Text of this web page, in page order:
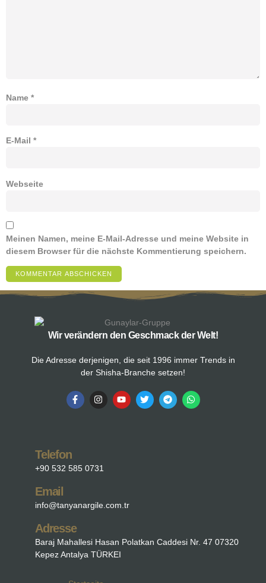
Name *
E-Mail *
Webseite
Meinen Namen, meine E-Mail-Adresse und meine Website in
diesem Browser für die nächste Kommentierung speichern.
Wir verändern den Geschmack der Welt!
Die Adresse derjenigen, die seit 1996 immer Trends in
der Shisha-Branche setzen!
Telefon
+90 532 585 0731
Email
info@tanyanargile.com.tr
Adresse
Baraj Mahallesi Hasan Polatkan Caddesi Nr. 47 07320
Kepez Antalya TÜRKEI